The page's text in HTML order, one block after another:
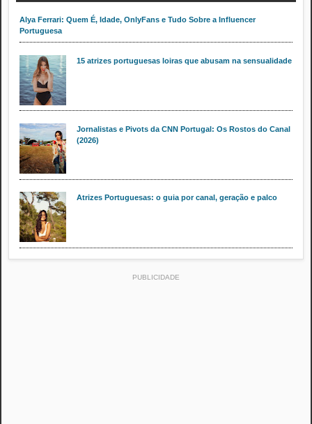
Alya Ferrari: Quem É, Idade, OnlyFans e Tudo Sobre a Influencer
Portuguesa
15 atrizes portuguesas loiras que abusam na sensualidade
Jornalistas e Pivots da CNN Portugal: Os Rostos do Canal
(2026)
Atrizes Portuguesas: o guia por canal, geração e palco
PUBLICIDADE